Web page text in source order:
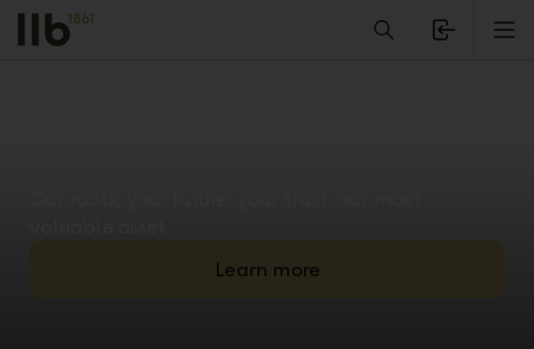
Alerts.Headline
Learn more